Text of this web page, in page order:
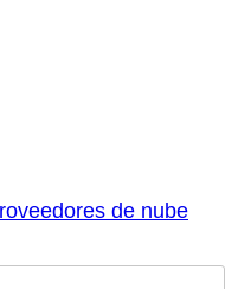
de nube